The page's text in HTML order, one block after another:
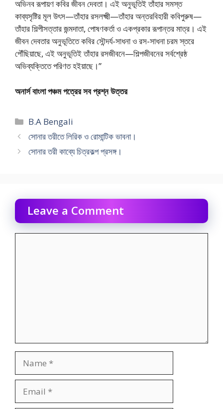
অভিনব রূপায়ণ কবির জীবন দেবতা। এই অনুভূতিই তাঁহার সমস্ত
কাব্যসৃষ্টির মূল উৎস—তাঁহার রসলক্ষ্মী—তাঁহার অন্তরবিহারী কবিপুরুষ—
তাঁহার শিল্পীসত্তার জন্মদাতা, পোষণকর্তা ও একপ্রকার রূপান্তর মাত্র। এই
জীবন দেবতার অনুভূতিতে কবির সৌন্দর্য-সাধনা ও রস-সাধনা চরম স্তরে
পৌঁছিয়াছে, এই অনুভূতিই তাঁহার রসজীবনে—শিল্পজীবনের সর্বশ্রেষ্ঠ
অভিব্যক্তিতে পরিণত হইয়াছে।”
অনার্স বাংলা পঞ্চম পত্রের সব প্রশ্ন উত্তর
Categories
B.A Bengali
সোনার তরীতে লিরিক ও রোমান্টিক ভাবনা।
সোনার তরী কাব্যে চিত্রকল্প প্রসঙ্গ।
Leave a Comment